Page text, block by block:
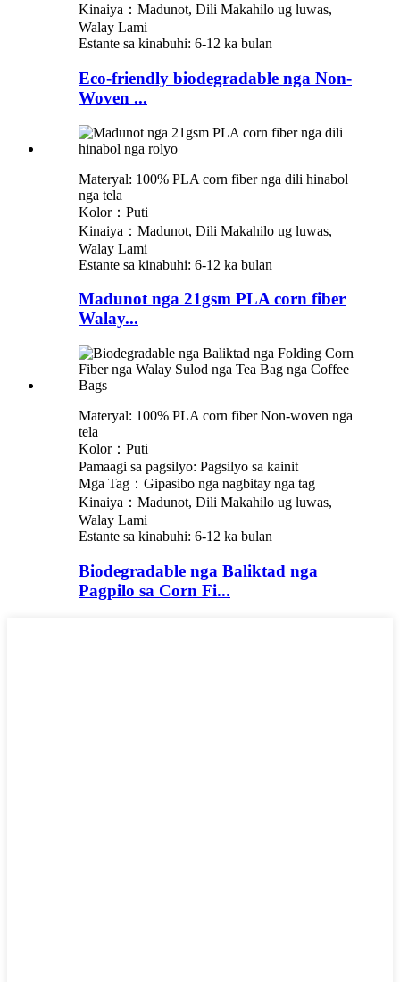
Kinaiya：Madunot, Dili Makahilo ug luwas,
Walay Lami
Estante sa kinabuhi: 6-12 ka bulan
Eco-friendly biodegradable nga Non-
Woven ...
Materyal: 100% PLA corn fiber nga dili hinabol
nga tela
Kolor：Puti
Kinaiya：Madunot, Dili Makahilo ug luwas,
Walay Lami
Estante sa kinabuhi: 6-12 ka bulan
Madunot nga 21gsm PLA corn fiber
Walay...
Materyal: 100% PLA corn fiber Non-woven nga
tela
Kolor：Puti
Pamaagi sa pagsilyo: Pagsilyo sa kainit
Mga Tag：Gipasibo nga nagbitay nga tag
Kinaiya：Madunot, Dili Makahilo ug luwas,
Walay Lami
Estante sa kinabuhi: 6-12 ka bulan
Biodegradable nga Baliktad nga
Pagpilo sa Corn Fi...